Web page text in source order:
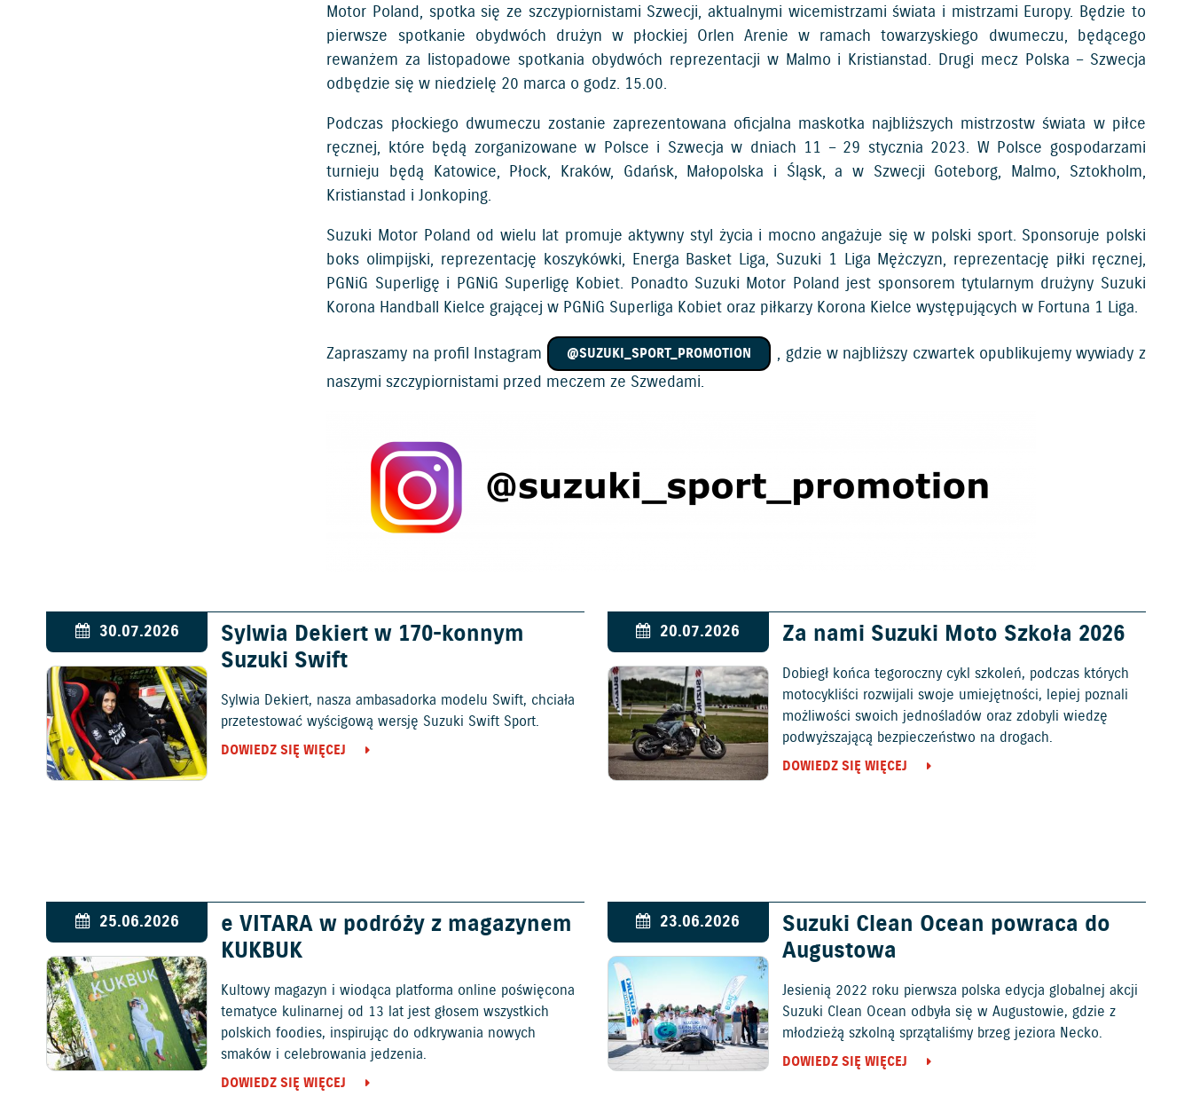
Motor Poland, spotka się ze szczypiornistami Szwecji, aktualnymi wicemistrzami świata i mistrzami Europy. Będzie to
pierwsze spotkanie obydwóch drużyn w płockiej Orlen Arenie w ramach towarzyskiego dwumeczu, będącego
rewanżem za listopadowe spotkania obydwóch reprezentacji w Malmo i Kristianstad. Drugi mecz Polska – Szwecja
odbędzie się w niedzielę 20 marca o godz. 15.00.
Podczas płockiego dwumeczu zostanie zaprezentowana oficjalna maskotka najbliższych mistrzostw świata w piłce
ręcznej, które będą zorganizowane w Polsce i Szwecja w dniach 11 – 29 stycznia 2023. W Polsce gospodarzami
turnieju będą Katowice, Płock, Kraków, Gdańsk, Małopolska i Śląsk, a w Szwecji Goteborg, Malmo, Sztokholm,
Kristianstad i Jonkoping.
Suzuki Motor Poland od wielu lat promuje aktywny styl życia i mocno angażuje się w polski sport. Sponsoruje polski
boks olimpijski, reprezentację koszykówki, Energa Basket Liga, Suzuki 1 Liga Mężczyzn, reprezentację piłki ręcznej,
PGNiG Superligę i PGNiG Superligę Kobiet. Ponadto Suzuki Motor Poland jest sponsorem tytularnym drużyny Suzuki
Korona Handball Kielce grającej w PGNiG Superliga Kobiet oraz piłkarzy Korona Kielce występujących w Fortuna 1 Liga.
Zapraszamy na profil Instagram @SUZUKI­_SPORT_PROMOTION
, gdzie w najbliższy czwartek opublikujemy wywiady z
naszymi szczypiornistami przed meczem ze Szwedami.
30.07.2026
Sylwia Dekiert w 170-konnym
Suzuki Swift
Sylwia Dekiert, nasza ambasadorka modelu Swift, chciała
przetestować wyścigową wersję Suzuki Swift Sport.
DOWIEDZ SIĘ WIĘCEJ
20.07.2026 Za nami Suzuki Moto Szkoła 2026
Dobiegł końca tegoroczny cykl szkoleń, podczas których
motocykliści rozwijali swoje umiejętności, lepiej poznali
możliwości swoich jednośladów oraz zdobyli wiedzę
podwyższającą bezpieczeństwo na drogach.
DOWIEDZ SIĘ WIĘCEJ
25.06.2026
e VITARA w podróży z magazynem
KUKBUK
Kultowy magazyn i wiodąca platforma online poświęcona
tematyce kulinarnej od 13 lat jest głosem wszystkich
polskich foodies, inspirując do odkrywania nowych
smaków i celebrowania jedzenia.
DOWIEDZ SIĘ WIĘCEJ
23.06.2026
Suzuki Clean Ocean powraca do
Augustowa
Jesienią 2022 roku pierwsza polska edycja globalnej akcji
Suzuki Clean Ocean odbyła się w Augustowie, gdzie z
młodzieżą szkolną sprzątaliśmy brzeg jeziora Necko.
DOWIEDZ SIĘ WIĘCEJ